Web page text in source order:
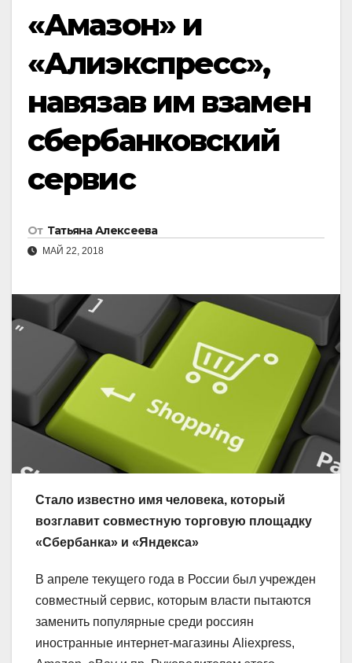
«Амазон» и
«Алиэкспресс»,
навязав им взамен
сбербанковский
сервис
От Татьяна Алексеева
МАЙ 22, 2018
Стало известно имя человека, который
возглавит совместную торговую площадку
«Сбербанка» и «Яндекса»
В апреле текущего года в России был учрежден
совместный сервис, которым власти пытаются
заменить популярные среди россиян
иностранные интернет-магазины Aliexpress,